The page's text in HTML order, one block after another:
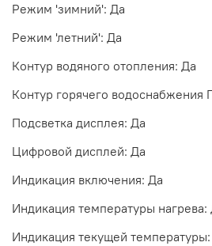
Режим 'зимний': Да
Режим 'летний': Да
Контур водяного отопления: Да
Контур горячего водоснабжения
Подсветка дисплея: Да
Цифровой дисплей: Да
Индикация включения: Да
Индикация температуры нагрева:
Индикация текущей